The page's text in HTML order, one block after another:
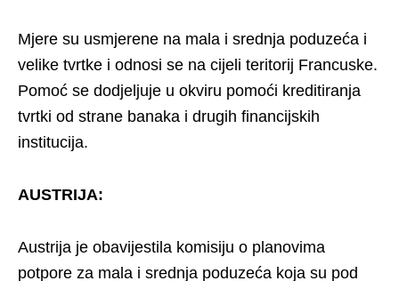
Mjere su usmjerene na mala i srednja poduzeća i
velike tvrtke i odnosi se na cijeli teritorij Francuske.
Pomoć se dodjeljuje u okviru pomoći kreditiranja
tvrtki od strane banaka i drugih financijskih
institucija.
AUSTRIJA:
Austrija je obavijestila komisiju o planovima
potpore za mala i srednja poduzeća koja su pod